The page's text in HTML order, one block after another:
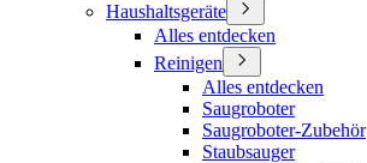
Haushaltsgeräte
Alles entdecken
Reinigen
Alles entdecken
Saugroboter
Saugroboter-Zubehör
Staubsauger